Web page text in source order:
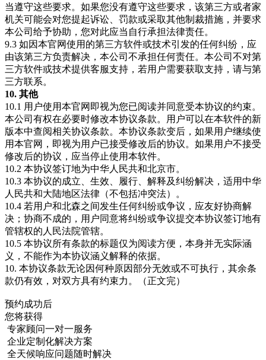
当遵守这些要求。如果您没有遵守这些要求，该第三方或者家
机关可能会对您提起诉讼、罚款或采取其他制裁措施，并要求
本公司给予协助，您对此应当自行承担法律责任。
9.3 如因本官网使用的第三方软件或技术引发的任何纠纷，应
由该第三方负责解决，本公司不承担任何责任。本公司不对第
三方软件或技术提供客服支持，若用户需要获取支持，请与第
三方联系。
10. 其他
10.1 用户使用本官网即视为您已阅读并同意受本协议的约束。
本公司有权在必要时修改本协议条款。用户可以在本软件的新
版本中查阅相关协议条款。本协议条款变后，如果用户继续使
用本官网，即视为用户已接受修改后的协议。如果用户不接受
修改后的协议，应当停止使用本软件。
10.2 本协议签订地为中华人民共和北京市。
10.3 本协议的成立、生效、履行、解释及纠纷解决，适用中华
人民共和大陆地区法律（不包括冲突法）。
10.4 若用户和北森之间发生任何纠纷或争议，应友好协商解
决；协商不成的，用户同意将纠纷或争议提交本协议签订地有
管辖权的人民法院管辖。
10.5 本协议所有条款的标题仅为阅读方便，本身并无实际涵
义，不能作为本协议涵义解释的依据。
10. 本协议条款无论因何种原因部分无效或不可执行，其余条
款仍有效，对双方具有约束力。（正文完）
预约成功后
您将获得
专家顾问一对一服务
企业定制化解决方案
全天候响应问题随时解决